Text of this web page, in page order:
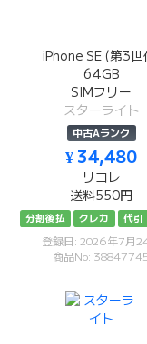
iPhone SE (第3世
64GB
SIMフリー
スターライト
中古Aランク
¥ 34,480
リコレ
送料550円
分割後払 クレカ 代引
登録日: 2026年7月
商品No: